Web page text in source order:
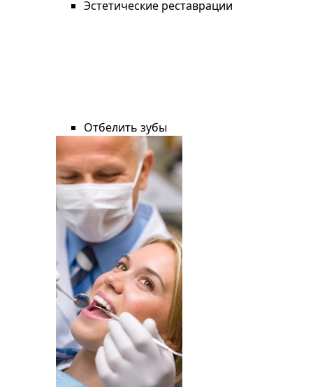
Эстетические реставрации
Отбелить зубы